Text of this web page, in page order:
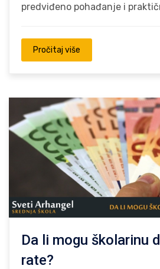
predviđeno pohađanje i
Pročitaj više
Da li mogu školarinu
rate?